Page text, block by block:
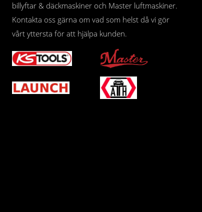
billyftar & däckmaskiner och Master luftmaskiner.
Kontakta oss gärna om vad som helst då vi gör
vårt yttersta för att hjälpa kunden.